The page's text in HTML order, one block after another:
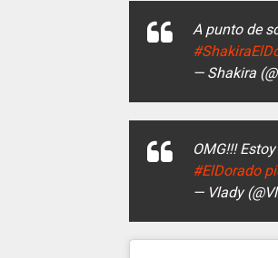
A punto de
— Shakira
OMG!!!
#ElDorado
— Vlady